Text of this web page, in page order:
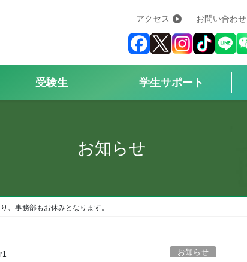
アクセス お問い合わせ
受験生 学生サポート
学校紹介+
学科・コース+
受験生+
Q&A
お知らせ
、事務部もお休みとなります。
お知らせ